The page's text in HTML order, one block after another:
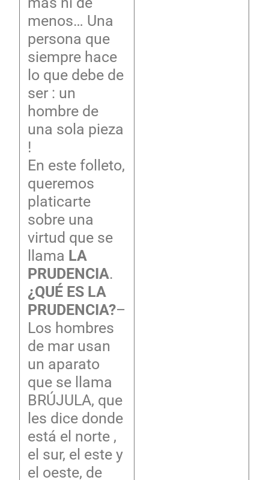
menos… Una
persona que
siempre hace
lo que debe de
ser : un
hombre de
una sola pieza
!
En este folleto,
queremos
platicarte
sobre una
virtud que se
llama LA
PRUDENCIA.
¿QUÉ ES LA
PRUDENCIA?–
Los hombres
de mar usan
un aparato
que se llama
BRÚJULA, que
les dice donde
está el norte ,
el sur, el este y
el oeste, de